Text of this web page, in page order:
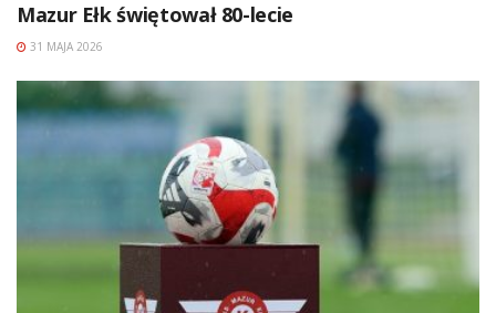
Mazur Ełk świętował 80-lecie
31 MAJA 2026